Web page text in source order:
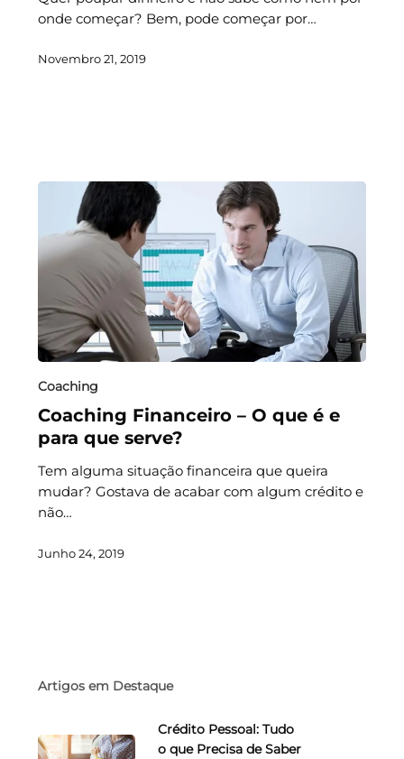
onde começar? Bem, pode começar por…
Novembro 21, 2019
Coaching
Coaching Financeiro – O que é e
para que serve?
Tem alguma situação financeira que queira
mudar? Gostava de acabar com algum crédito e
não…
Junho 24, 2019
Artigos em Destaque
Crédito Pessoal: Tudo
o que Precisa de Saber